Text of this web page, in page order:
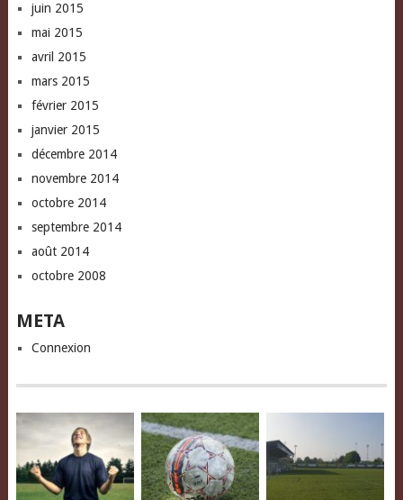
juin 2015
mai 2015
avril 2015
mars 2015
février 2015
janvier 2015
décembre 2014
novembre 2014
octobre 2014
septembre 2014
août 2014
octobre 2008
META
Connexion